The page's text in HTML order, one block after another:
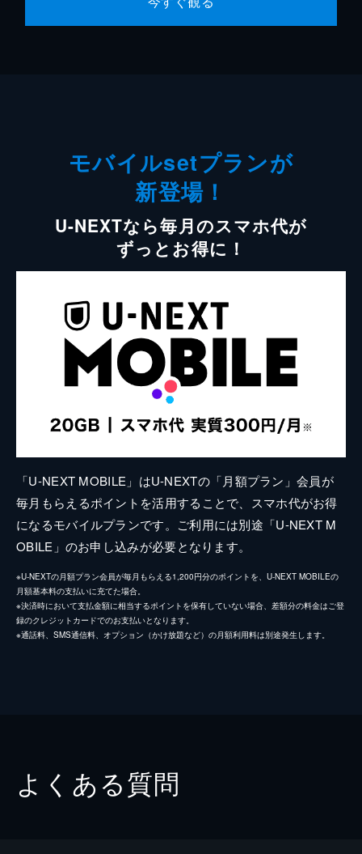
モバイルsetプランが
新登場！
U-NEXTなら毎月のスマホ代が
ずっとお得に！
「U-NEXT MOBILE」はU-NEXTの「月額プラン」会員が
毎月もらえるポイントを活用することで、スマホ代がお得
になるモバイルプランです。ご利用には別途「U-NEXT M
OBILE」のお申し込みが必要となります。
※U-NEXTの月額プラン会員が毎月もらえる1,200円分のポイントを、U-NEXT MOBILEの
月額基本料の支払いに充てた場合。
※決済時において支払金額に相当するポイントを保有していない場合、差額分の料金はご登
録のクレジットカードでのお支払いとなります。
※通話料、SMS通信料、オプション（かけ放題など）の月額利用料は別途発生します。
よくある質問